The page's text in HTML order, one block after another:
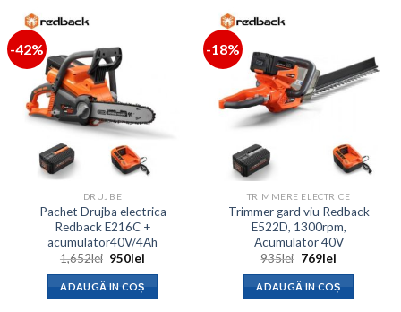
-42%
DRUJBE
Pachet Drujba electrica
Redback E216C +
acumulator40V/4Ah
1,652lei Prețul
a
fost:
1,652lei.
950lei
ADAUGĂ ÎN COȘ
-18%
TRIMMERE ELECTRICE
Trimmer gard viu Redback
E522D, 1300rpm,
Acumulator 40V
935lei Prețul
a
fost:
935lei.
769leiPrețul
este:
769lei.
ADAUGĂ ÎN COȘ